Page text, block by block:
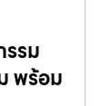
รม
พร้อม